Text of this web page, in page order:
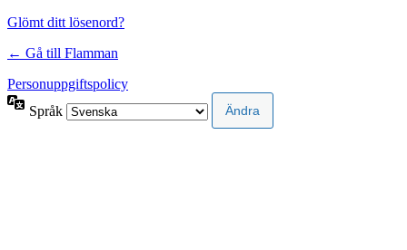
Glömt ditt lösenord?
← Gå till Flamman
Personuppgiftspolicy
Språk